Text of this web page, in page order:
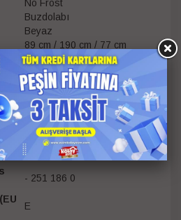
No Frost
Buzdolabı
Beyaz
89 cm / 190 cm / 77 cm
3 Yıl Samsung Türkiye
Garantili
Tayland
89
190
77
522 cm
99.5
- 251 186 0
E